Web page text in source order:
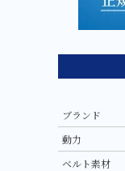
ブランド
動力
ベルト素材